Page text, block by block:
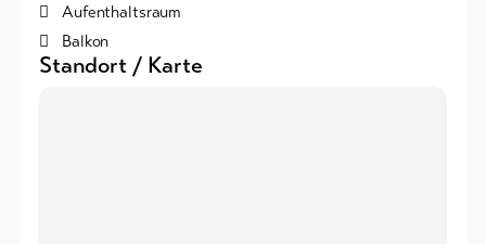
Zur
Übersicht
Aufenthaltsraum
Balkon
Standort / Karte